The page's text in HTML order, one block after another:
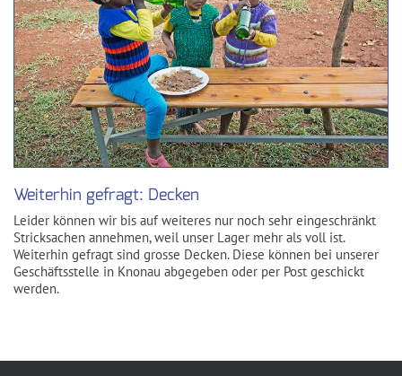
Weiterhin gefragt: Decken
Leider können wir bis auf weiteres nur noch sehr eingeschränkt
Stricksachen annehmen, weil unser Lager mehr als voll ist.
Weiterhin gefragt sind grosse Decken. Diese können bei unserer
Geschäftsstelle in Knonau abgegeben oder per Post geschickt
werden.